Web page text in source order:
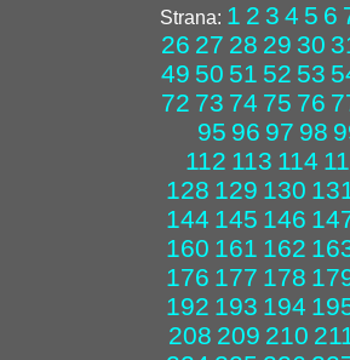
Strana: 1 2 3 4 5 6
26 27 28 29 30
49 50 51 52 53
72 73 74 75 76
95 96 97 98
112 113 114
128 129 130
144 145 146
160 161 162
176 177 178
192 193 194
208 209 210